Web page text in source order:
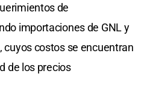
de
importaciones de GNL y
costos se encuentran
de los precios